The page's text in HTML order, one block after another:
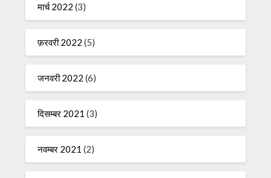
मार्च 2022 (3)
फ़रवरी 2022 (5)
जनवरी 2022 (6)
दिसम्बर 2021 (3)
नवम्बर 2021 (2)